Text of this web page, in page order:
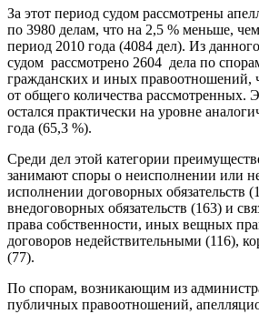
За этот период судом рассмотрены
по 3980 делам, что на 2,5 % меньше,
период 2010 года (4084 дел). Из
судом рассмотрено 2604 дела по
гражданских и иных правоотношений,
от общего количества рассмотренных.
остался практически на уровне
года (65,3 %).
Среди дел этой категории
занимают споры о неисполнении или
исполнении договорных обязательств
внедоговорных обязательств (163) и
права собственности, иных вещных
договоров недействительными (116),
(77).
По спорам, возникающим из
публичных правоотношений,